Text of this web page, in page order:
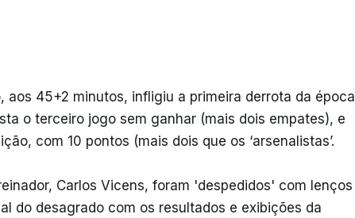
aos 45+2 minutos, infligiu a primeira derrota da época
o terceiro jogo sem ganhar (mais dois empates), e
com 10 pontos (mais dois que os ‘arsenalistas’.
Carlos Vicens, foram 'despedidos' com lenços
do desagrado com os resultados e exibições da